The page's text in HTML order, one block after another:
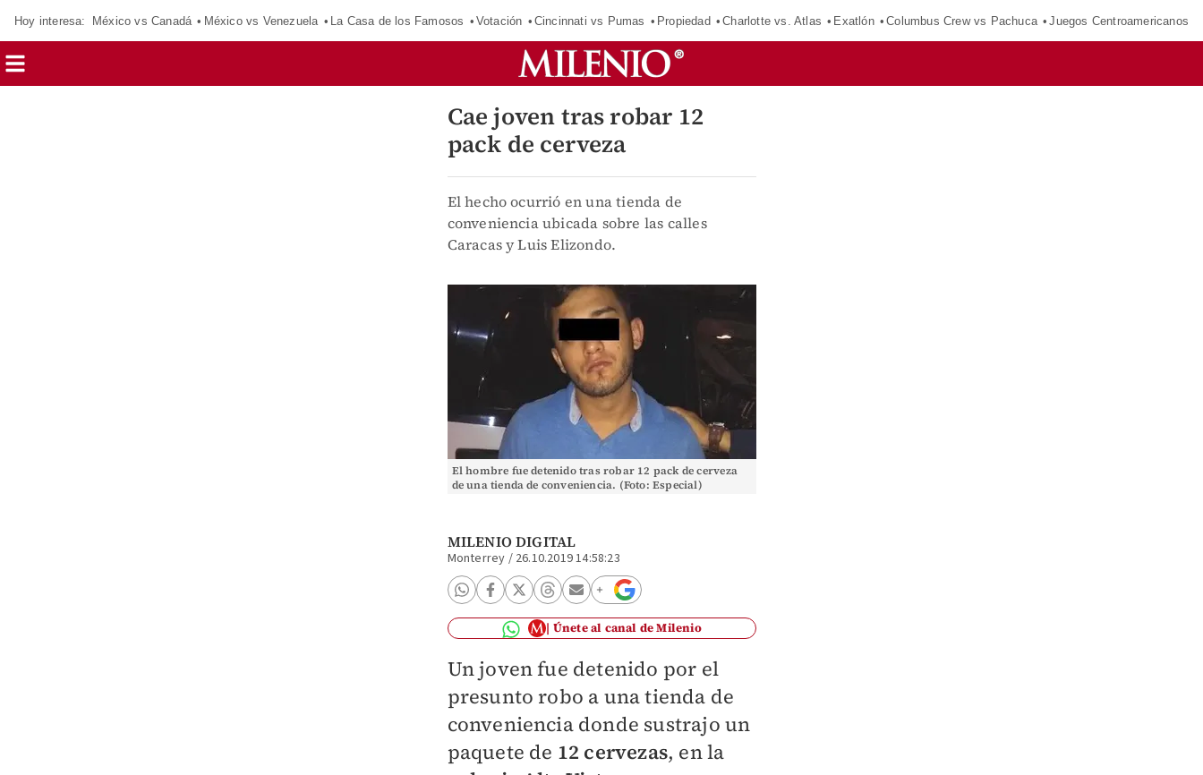
Hoy interesa: México vs Canadá México vs Venezuela La Casa de los Famosos Votación Cincinnati vs Pumas Propiedad Charlotte vs. Atlas Exatlón Columbus Crew vs Pachuca Juegos Centroamericanos
Cae joven tras robar 12
pack de cerveza
El hecho ocurrió en una tienda de
conveniencia ubicada sobre las calles
Caracas y Luis Elizondo.
El hombre fue detenido tras robar 12 pack de cerveza
de una tienda de conveniencia. (Foto: Especial)
MILENIO DIGITAL
Monterrey / 26.10.2019 14:58:23
Únete al canal de Milenio
Un joven fue detenido por el
presunto robo a una tienda de
conveniencia donde sustrajo un
paquete de 12 cervezas, en la